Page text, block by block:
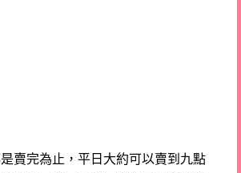
賣完為止，平日大約可以賣到九點